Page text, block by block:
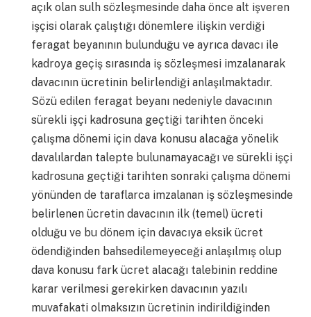
açık olan sulh sözleşmesinde daha önce alt işveren
işçisi olarak çalıştığı dönemlere ilişkin verdiği
feragat beyanının bulunduğu ve ayrıca davacı ile
kadroya geçiş sırasında iş sözleşmesi imzalanarak
davacının ücretinin belirlendiği anlaşılmaktadır.
Sözü edilen feragat beyanı nedeniyle davacının
sürekli işçi kadrosuna geçtiği tarihten önceki
çalışma dönemi için dava konusu alacağa yönelik
davalılardan talepte bulunamayacağı ve sürekli işçi
kadrosuna geçtiği tarihten sonraki çalışma dönemi
yönünden de taraflarca imzalanan iş sözleşmesinde
belirlenen ücretin davacının ilk (temel) ücreti
olduğu ve bu dönem için davacıya eksik ücret
ödendiğinden bahsedilemeyeceği anlaşılmış olup
dava konusu fark ücret alacağı talebinin reddine
karar verilmesi gerekirken davacının yazılı
muvafakati olmaksızın ücretinin indirildiğinden